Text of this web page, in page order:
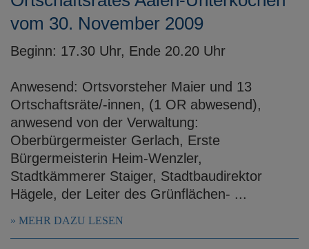
vom 30. November 2009
Beginn: 17.30 Uhr, Ende 20.20 Uhr
Anwesend: Ortsvorsteher Maier und 13
Ortschaftsräte/-innen, (1 OR abwesend),
anwesend von der Verwaltung:
Oberbürgermeister Gerlach, Erste
Bürgermeisterin Heim-Wenzler,
Stadtkämmerer Staiger, Stadtbaudirektor
Hägele, der Leiter des Grünflächen- ...
MEHR DAZU LESEN